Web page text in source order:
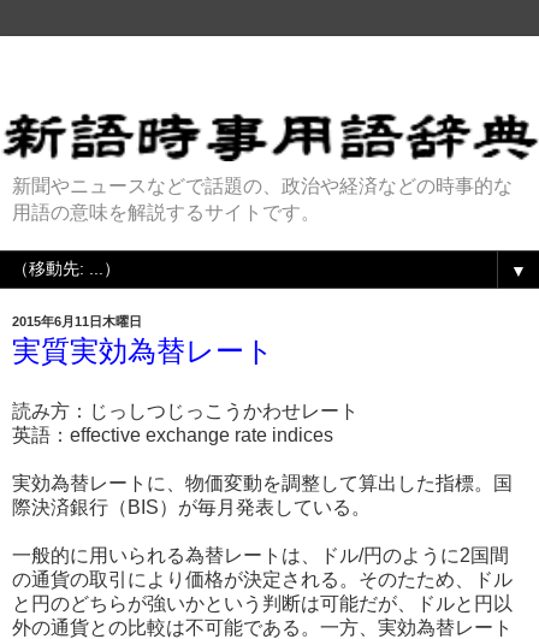
新聞やニュースなどで話題の、政治や経済などの時事的な
用語の意味を解説するサイトです。
▼
2015年6月11日木曜日
実質実効為替レート
読み方：じっしつじっこうかわせレート
英語：effective exchange rate indices
実効為替レートに、物価変動を調整して算出した指標。国
際決済銀行（BIS）が毎月発表している。
一般的に用いられる為替レートは、ドル/円のように2国間
の通貨の取引により価格が決定される。そのたため、ドル
と円のどちらが強いかという判断は可能だが、ドルと円以
外の通貨との比較は不可能である。一方、実効為替レート